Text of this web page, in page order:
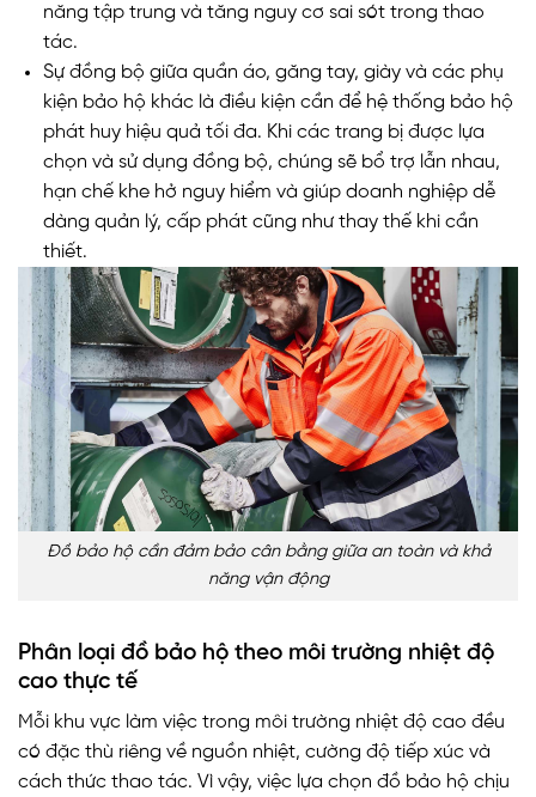
năng tập trung và tăng nguy cơ sai sót trong thao
tác.
Sự đồng bộ giữa quần áo, găng tay, giày và các phụ
kiện bảo hộ khác là điều kiện cần để hệ thống bảo hộ
phát huy hiệu quả tối đa. Khi các trang bị được lựa
chọn và sử dụng đồng bộ, chúng sẽ bổ trợ lẫn nhau,
hạn chế khe hở nguy hiểm và giúp doanh nghiệp dễ
dàng quản lý, cấp phát cũng như thay thế khi cần
thiết.
Đồ bảo hộ cần đảm bảo cân bằng giữa an toàn và khả
năng vận động
Phân loại đồ bảo hộ theo môi trường nhiệt độ
cao thực tế
Mỗi khu vực làm việc trong môi trường nhiệt độ cao đều
có đặc thù riêng về nguồn nhiệt, cường độ tiếp xúc và
cách thức thao tác. Vì vậy, việc lựa chọn đồ bảo hộ chịu